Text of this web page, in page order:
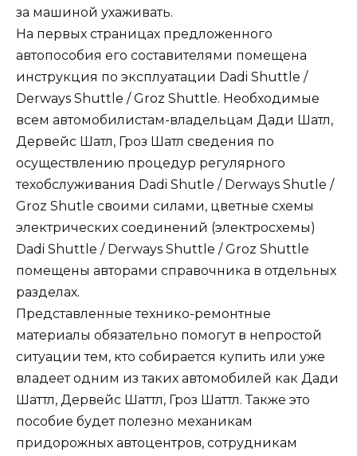
за машиной ухаживать.
На первых страницах предложенного
автопособия его составителями помещена
инструкция по эксплуатации Dadi Shuttle /
Derways Shuttle / Groz Shuttle. Необходимые
всем автомобилистам-владельцам Дади Шатл,
Дервейс Шатл, Гроз Шатл сведения по
осуществлению процедур регулярного
техобслуживания Dadi Shutle / Derways Shutle /
Groz Shutle своими силами, цветные схемы
электрических соединений (электросхемы)
Dadi Shuttle / Derways Shuttle / Groz Shuttle
помещены авторами справочника в отдельных
разделах.
Представленные технико-ремонтные
материалы обязательно помогут в непростой
ситуации тем, кто собирается купить или уже
владеет одним из таких автомобилей как Дади
Шаттл, Дервейс Шаттл, Гроз Шаттл. Также это
пособие будет полезно механикам
придорожных автоцентров, сотрудникам